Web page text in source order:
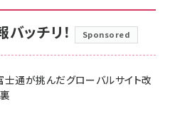
ッチリ！ Sponsored
通が挑んだグローバルサイト改